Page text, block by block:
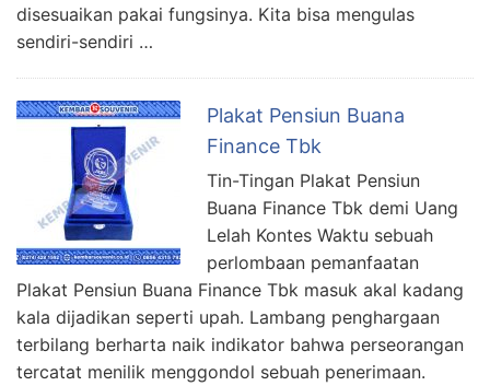
disesuaikan pakai fungsinya. Kita bisa mengulas
sendiri-sendiri …
Plakat Pensiun Buana
Finance Tbk
Tin-Tingan Plakat Pensiun
Buana Finance Tbk demi Uang
Lelah Kontes Waktu sebuah
perlombaan pemanfaatan
Plakat Pensiun Buana Finance Tbk masuk akal kadang
kala dijadikan seperti upah. Lambang penghargaan
terbilang berharta naik indikator bahwa perseorangan
tercatat menilik menggondol sebuah penerimaan.